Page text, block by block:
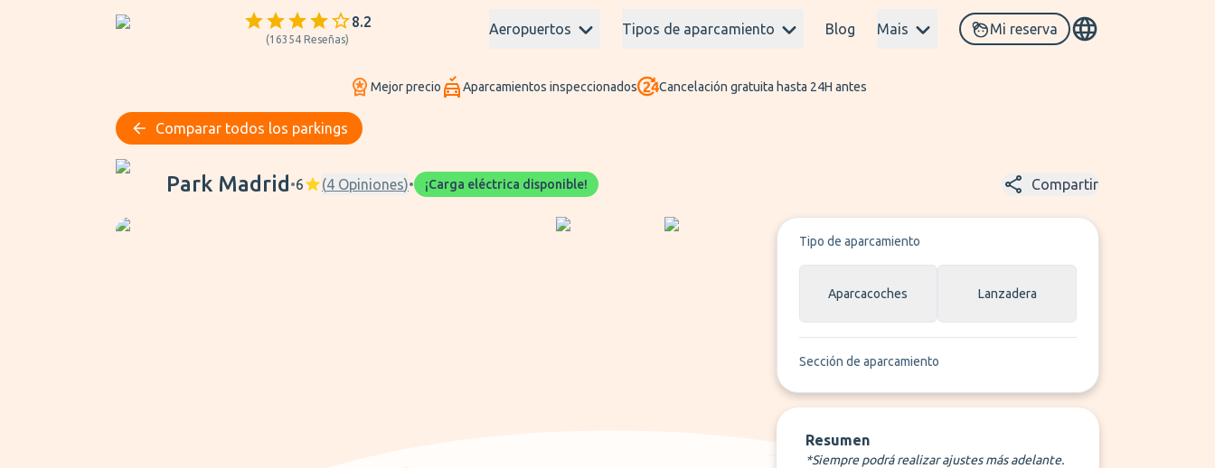
8.2
(16354 Reseñas)
Aeropuertos Tipos de aparcamiento Blog Mais Mi reserva
Mejor precio Aparcamientos inspeccionados Cancelación gratuita hasta 24H antes
Comparar todos los parkings
Park Madrid
Park Madrid •6 (4 Opiniones)• ¡Carga eléctrica disponible! Compartir
Tipo de aparcamiento
Aparcacoches Lanzadera
Sección de aparcamiento
Resumen
*Siempre podrá realizar ajustes más adelante.